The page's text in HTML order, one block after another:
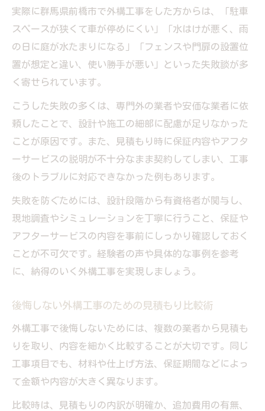
実際に群馬県前橋市で外構工事をした方からは、「駐車
スペースが狭くて車が停めにくい」「水はけが悪く、雨
の日に庭が水たまりになる」「フェンスや門扉の設置位
置が想定と違い、使い勝手が悪い」といった失敗談が多
く寄せられています。
こうした失敗の多くは、専門外の業者や安価な業者に依
頼したことで、設計や施工の細部に配慮が足りなかった
ことが原因です。また、見積もり時に保証内容やアフタ
ーサービスの説明が不十分なまま契約してしまい、工事
後のトラブルに対応できなかった例もあります。
失敗を防ぐためには、設計段階から有資格者が関与し、
現地調査やシミュレーションを丁寧に行うこと、保証や
アフターサービスの内容を事前にしっかり確認しておく
ことが不可欠です。経験者の声や具体的な事例を参考
に、納得のいく外構工事を実現しましょう。
後悔しない外構工事のための見積もり比較術
外構工事で後悔しないためには、複数の業者から見積も
りを取り、内容を細かく比較することが大切です。同じ
工事項目でも、材料や仕上げ方法、保証期間などによっ
て金額や内容が大きく異なります。
比較時は、見積もりの内訳が明確か、追加費用の有無、